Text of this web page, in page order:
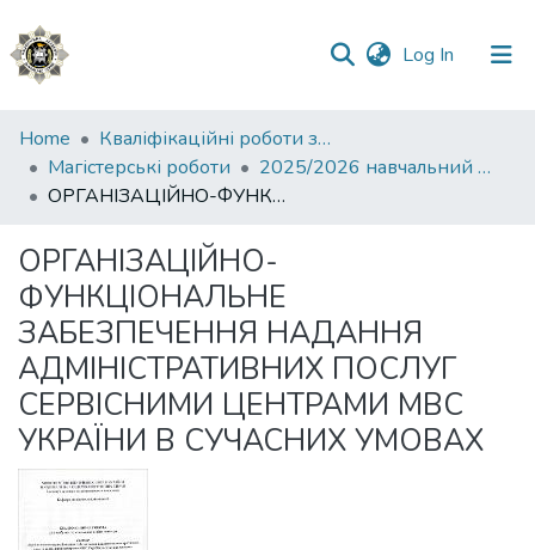
Log In (current)
Communities
&
Collections
Statistics
Home
Кваліфікаційні роботи здобувачів вищої освіти
Магістерські роботи
2025/2026 навчальний рік
ОРГАНІЗАЦІЙНО-ФУНКЦІОНАЛЬНЕ ЗАБЕЗПЕЧЕННЯ НАДАННЯ АДМІНІСТРАТИВНИХ ПОСЛУГ СЕРВІСНИМИ ЦЕНТРАМИ МВС УКРАЇНИ В СУЧАСНИХ УМОВАХ
ОРГАНІЗАЦІЙНО-
ФУНКЦІОНАЛЬНЕ
ЗАБЕЗПЕЧЕННЯ НАДАННЯ
АДМІНІСТРАТИВНИХ ПОСЛУГ
СЕРВІСНИМИ ЦЕНТРАМИ МВС
УКРАЇНИ В СУЧАСНИХ УМОВАХ